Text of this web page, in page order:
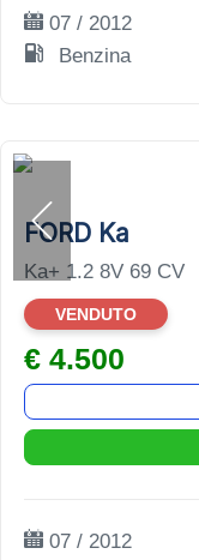
07 / 2012
Benzina
FORD Ka
Ka+ 1.2 8V 69 CV
VENDUTO
€ 4.500
07 / 2012